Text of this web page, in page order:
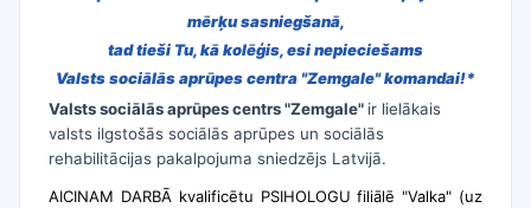
mērķusasniegšanā,
tad tieši Tu, kā kolēģis, esi nepieciešams
Valsts sociālās aprūpes centra "Zemgale" komandai!*
Valsts sociālās aprūpes centrs "Zemgale" ir lielākais
valsts ilgstošās sociālās aprūpes un sociālās
rehabilitācijas pakalpojuma sniedzējs Latvijā.
AICINAM DARBĀ kvalificētu PSIHOLOGU filiālē "Valka" (uz